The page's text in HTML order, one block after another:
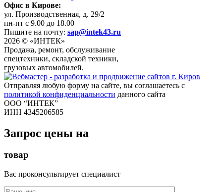
Офис в Кирове:
ул. Производственная, д. 29/2
пн-пт с 9.00 до 18.00
Пишите на почту: sap@intek43.ru
2026 © «ИНТЕК»
Продажа, ремонт, обслуживание
спецтехники, складской техники,
грузовых автомобилей.
Отправляя любую форму на сайте, вы соглашаетесь с
политикой конфиденциальности данного сайта
ООО “ИНТЕК”
ИНН 4345206585
Запрос цены на
товар
Вас проконсультирует специалист